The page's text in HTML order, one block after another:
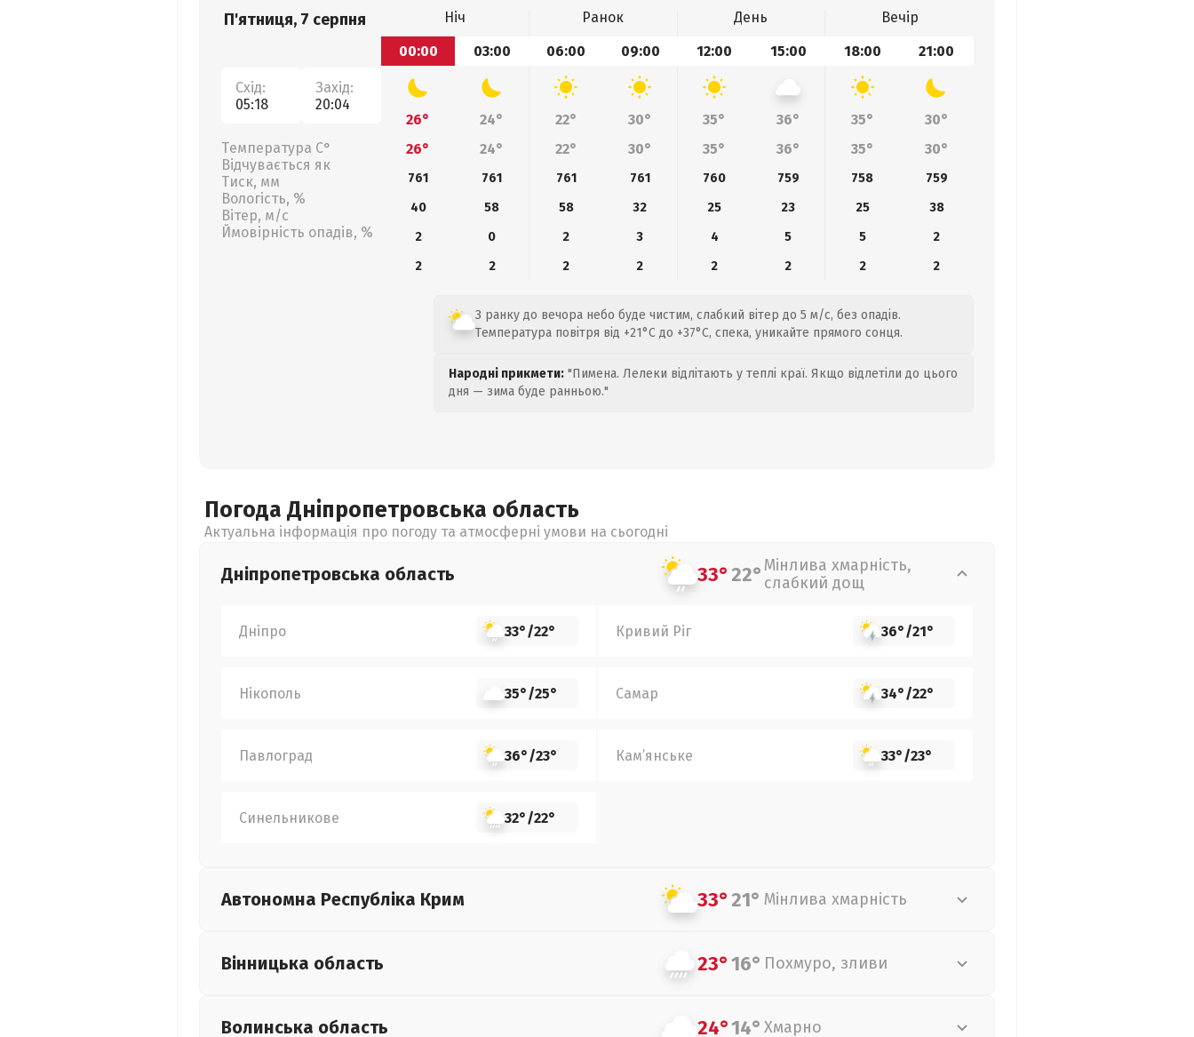
П'ятниця, 7 серпня
Схід:
05:18
Захід:
20:04
Температура С°
Відчувається як
Тиск, мм
Вологість, %
Вітер, м/с
Ймовірність опадів, %
Ніч Ранок День
Вечір
00:00
03:00 06:00 09:00 12:00 15:00 18:00 21:00
26° 24° 22° 30° 35° 36° 35°
30°
26°
24° 22° 30° 35° 36° 35° 30°
761 761 761 761 760 759 758
759
40
58 58 32 25 23 25
38
2
0 2 3 4 5 5
2
2
2 2 2 2 2 2 2
З ранку до вечора небо буде чистим, слабкий вітер до 5 м/с, без опадів.
Температура повітря від +21°C до +37°C, спека, уникайте прямого сонця.
Народні прикмети: "Пимена. Лелеки відлітають у теплі краї. Якщо відлетіли до цього
дня — зима буде ранньою."
Погода Дніпропетровська область
Актуальна інформація про погоду та атмосферні умови на сьогодні
Дніпропетровська область 33°22°Мінлива хмарність,
слабкий дощ
Дніпро 33°/22° Кривий Ріг 36°/21°
Нікополь 35°/25° Самар 34°/22°
Павлоград 36°/23° Кам’янське 33°/23°
Синельникове 32°/22°
Автономна Республіка Крим 33°21° Мінлива хмарність
Вінницька область 23°16° Похмуро, зливи
Волинська область 24°14° Хмарно